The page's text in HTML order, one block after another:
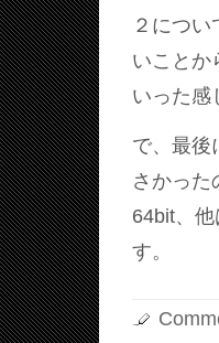
２につ
いことか
いった感
で、最後
さかった
64bit、
す。